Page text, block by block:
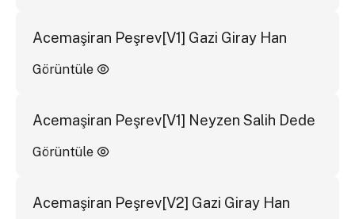
Acemaşiran Peşrev[V1] Gazi Giray Han
Görüntüle
Acemaşiran Peşrev[V1] Neyzen Salih Dede
Görüntüle
Acemaşiran Peşrev[V2] Gazi Giray Han